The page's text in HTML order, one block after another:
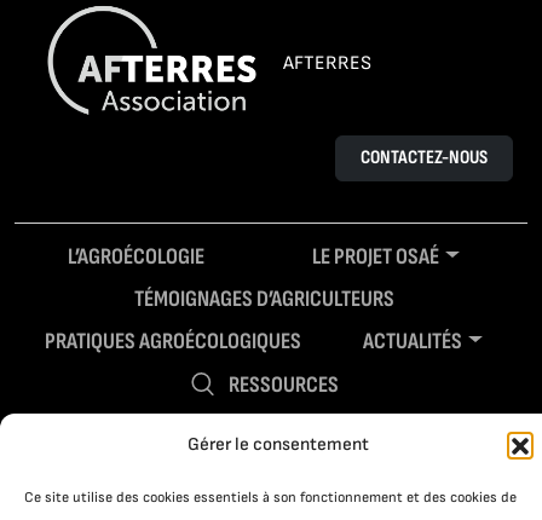
Gérer le consentement
Ce site utilise des cookies essentiels à son fonctionnement et des cookies de
AFTERRES
CONTACTEZ-NOUS
L’AGROÉCOLOGIE
LE PROJET OSAÉ
TÉMOIGNAGES D’AGRICULTEURS
PRATIQUES AGROÉCOLOGIQUES
ACTUALITÉS
RESSOURCES